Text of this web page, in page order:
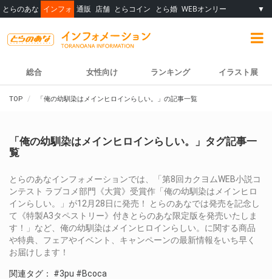
とらのあな インフォ 通販 店舗 とらコイン とら婚 WEBオンリー ▼
総合 女性向け ランキング イラスト展
TOP 「俺の幼馴染はメインヒロインらしい。」の記事一覧
「俺の幼馴染はメインヒロインらしい。」タグ記事一
覧
とらのあなインフォメーションでは、「第8回カクヨムWEB小説コ
ンテスト ラブコメ部門《大賞》受賞作「俺の幼馴染はメインヒロ
インらしい。」が12月28日に発売！ とらのあなでは発売を記念し
て《特製A3タペストリー》付きとらのあな限定版を発売いたしま
す！」など、俺の幼馴染はメインヒロインらしい。に関する商品
や特典、フェアやイベント、キャンペーンの最新情報をいち早く
お届けします！
関連タグ： #3pu #Bcoca